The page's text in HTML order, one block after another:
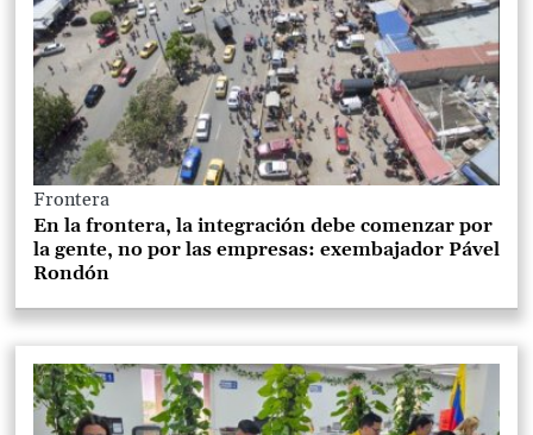
Frontera
En la frontera, la integración debe comenzar por
la gente, no por las empresas: exembajador Pável
Rondón